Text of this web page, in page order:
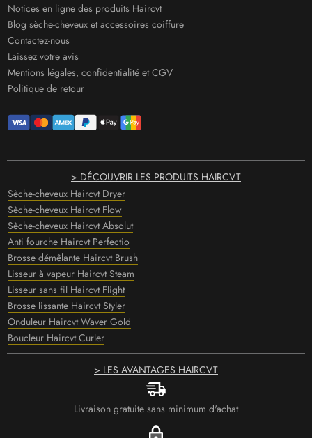
Notices en ligne des produits Haircvt
Blog sèche-cheveux et accessoires coiffure
Contactez-nous
Laissez votre avis
Mentions légales, confidentialité et CGV
Politique de retour
> DÉCOUVRIR LES PRODUITS HAIRCVT
Sèche-cheveux Haircvt Dryer
Sèche-cheveux Haircvt Flow
Sèche-cheveux Haircvt Absolut
Anti fourche Haircvt Perfectio
Brosse démêlante Haircvt Brush
Lisseur à vapeur Haircvt Steam
Lisseur sans fil Haircvt Flight
Brosse lissante Haircvt Styler
Onduleur Haircvt Waver Gold
Boucleur Haircvt Curler
> LES AVANTAGES HAIRCVT
Livraison gratuite sans minimum d'achat